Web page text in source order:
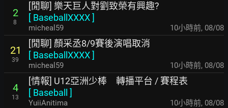
2
8
[閒聊] 樂天巨人對劉致榮有興趣?
[ BaseballXXXX]
micheal59 10小時前, 08/08
21
39
[閒聊] 顏采丞8/9賽後演唱取消
[ BaseballXXXX]
micheal59 10小時前, 08/08
4
13
[情報] U12亞洲少棒 轉播平台 / 賽程表
[ Baseball ]
YuiiAnitima 10小時前, 08/08